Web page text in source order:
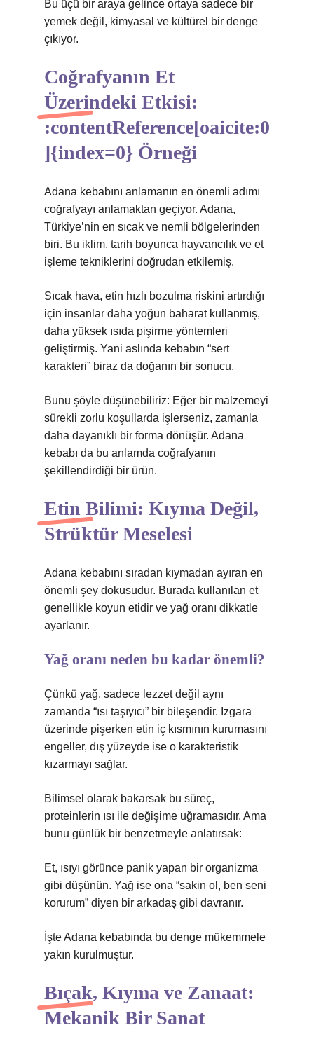
Bu üçü bir araya gelince ortaya sadece bir
yemek değil, kimyasal ve kültürel bir denge
çıkıyor.
Coğrafyanın Et
Üzerindeki Etkisi:
:contentReference[oaicite:0
]{index=0} Örneği
Adana kebabını anlamanın en önemli adımı
coğrafyayı anlamaktan geçiyor. Adana,
Türkiye’nin en sıcak ve nemli bölgelerinden
biri. Bu iklim, tarih boyunca hayvancılık ve et
işleme tekniklerini doğrudan etkilemiş.
Sıcak hava, etin hızlı bozulma riskini artırdığı
için insanlar daha yoğun baharat kullanmış,
daha yüksek ısıda pişirme yöntemleri
geliştirmiş. Yani aslında kebabın “sert
karakteri” biraz da doğanın bir sonucu.
Bunu şöyle düşünebiliriz: Eğer bir malzemeyi
sürekli zorlu koşullarda işlerseniz, zamanla
daha dayanıklı bir forma dönüşür. Adana
kebabı da bu anlamda coğrafyanın
şekillendirdiği bir ürün.
Etin Bilimi: Kıyma Değil,
Strüktür Meselesi
Adana kebabını sıradan kıymadan ayıran en
önemli şey dokusudur. Burada kullanılan et
genellikle koyun etidir ve yağ oranı dikkatle
ayarlanır.
Yağ oranı neden bu kadar önemli?
Çünkü yağ, sadece lezzet değil aynı
zamanda “ısı taşıyıcı” bir bileşendir. Izgara
üzerinde pişerken etin iç kısmının kurumasını
engeller, dış yüzeyde ise o karakteristik
kızarmayı sağlar.
Bilimsel olarak bakarsak bu süreç,
proteinlerin ısı ile değişime uğramasıdır. Ama
bunu günlük bir benzetmeyle anlatırsak:
Et, ısıyı görünce panik yapan bir organizma
gibi düşünün. Yağ ise ona “sakin ol, ben seni
korurum” diyen bir arkadaş gibi davranır.
İşte Adana kebabında bu denge mükemmele
yakın kurulmuştur.
Bıçak, Kıyma ve Zanaat:
Mekanik Bir Sanat